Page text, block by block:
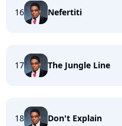
16 Nefertiti
17 The Jungle Line
18 Don't Explain